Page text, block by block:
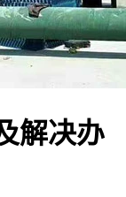
解决办